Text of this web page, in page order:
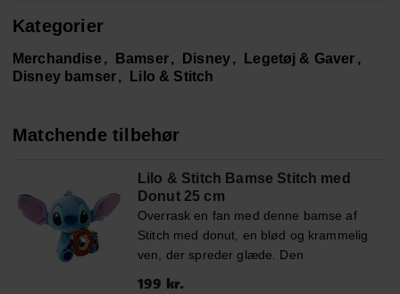
Kategorier
Merchandise Bamser Disney
Legetøj & Gaver
Disney bamser
Lilo & Stitch
Matchende tilbehør
Lilo & Stitch Bamse Stitch med
Donut 25 cm
Overrask en fan med denne bamse af
Stitch med donut, en blød og krammelig
ven, der spreder glæde. Den
Pris:199 kr.
199 kr.